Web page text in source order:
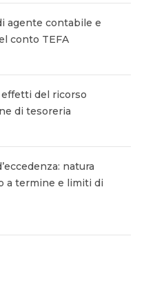
agente contabile e
conto TEFA
effetti del ricorso
di tesoreria
natura
a termine e limiti di